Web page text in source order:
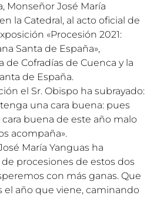
Monseñor José María
la Catedral, al acto oficial de
«Procesión 2021:
Santa de España»,
Cofradías de Cuenca y la
de España.
el Sr. Obispo ha subrayado:
una cara buena: pues
buena de este año malo
acompaña».
María Yanguas ha
procesiones de estos dos
con más ganas. Que
el año que viene, caminando